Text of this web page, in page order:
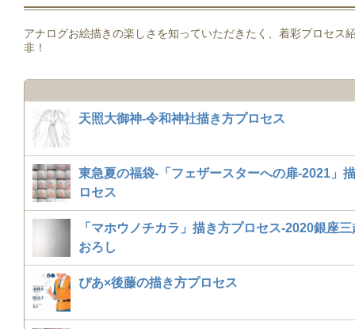
アナログお絵描きの楽しさを知っていただきたく、着彩プロセス
非！
天照大御神-令和神社描き方プロセス
東急夏の福袋-「フェザースターへの扉-2021」
ロセス
「マホウノチカラ」描き方プロセス-2020銀座
おろし
ぴあ×後藤の描き方プロセス